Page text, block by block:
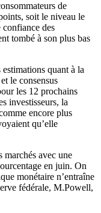
de
soit le niveau le
confiance des
tombé à son plus bas
quant à la
le consensus
les 12 prochains
investisseurs, la
encore plus
qu’elle
marchés avec une
en juin. On
monétaire n’entraîne
fédérale, M.Powell,